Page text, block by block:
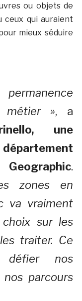
ou objets de
ceux qui auraient
mieux séduire
métier », a
une
.
zones en
va vraiment
sur les
traiter. Ce
défier nos
nos parcours